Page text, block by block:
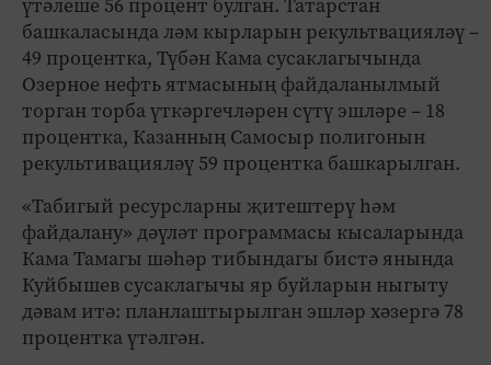
башкаласында ләм кырларын рекультвацияләү –
49 процентка, Түбән Кама сусаклагычында
Озерное нефть ятмасының файдаланылмый
торган торба үткәргечләрен сүтү эшләре – 18
процентка, Казанның Самосыр полигонын
рекультивацияләү 59 процентка башкарылган.
«Табигый ресурсларны җитештерү һәм
файдалану» дәүләт программасы кысаларында
Кама Тамагы шәһәр тибындагы бистә янында
Куйбышев сусаклагычы яр буйларын ныгыту
дәвам итә: планлаштырылган эшләр хәзергә 78
процентка үтәлгән.